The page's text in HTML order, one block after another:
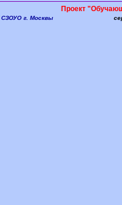
Проект
СЗОУО г. Москвы